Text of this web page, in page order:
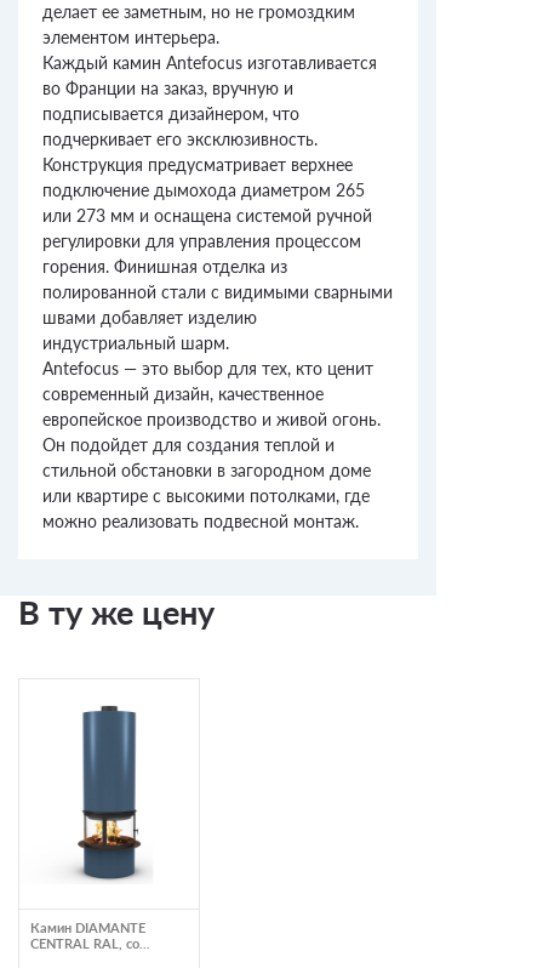
делает ее заметным, но не громоздким
элементом интерьера.
Каждый камин Antefocus изготавливается
во Франции на заказ, вручную и
подписывается дизайнером, что
подчеркивает его эксклюзивность.
Конструкция предусматривает верхнее
подключение дымохода диаметром 265
или 273 мм и оснащена системой ручной
регулировки для управления процессом
горения. Финишная отделка из
полированной стали с видимыми сварными
швами добавляет изделию
индустриальный шарм.
Antefocus — это выбор для тех, кто ценит
современный дизайн, качественное
европейское производство и живой огонь.
Он подойдет для создания теплой и
стильной обстановки в загородном доме
или квартире с высокими потолками, где
можно реализовать подвесной монтаж.
В ту же цену
Камин DIAMANTE
CENTRAL RAL, со